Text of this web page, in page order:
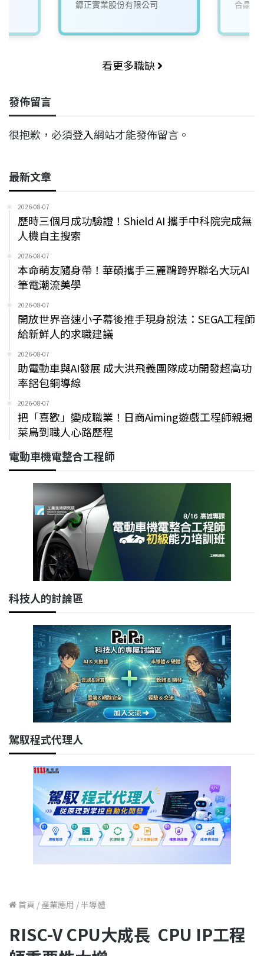
鏮正實業股份有限公司 合晶科
看更多職缺
發佈留言
很抱歉，必須登入網站才能發佈留言。
最新文章
2026-08-07
歷時三個月成功驗證！Shield AI 攜手中科院完成無
人機自主搜索
2026-08-07
本命萌友隨身帶！華碩攜手三麗鷗跨界聯名大玩AI
筆電潮流美學
2026-08-07
開放世界音速小子幕後推手現身說法：SEGA工程師
給新鮮人的求職建議
2026-08-07
助電動車與AI發展 成大洪飛義團隊成功開發超高功
率鋁包銅導線
2026-08-07
把「喜歡」變成職業！日商Aiming遊戲工程師親揭
菜鳥到職人心路歷程
電動車機電整合工程師
科技人的討論區
駕馭程式代理人